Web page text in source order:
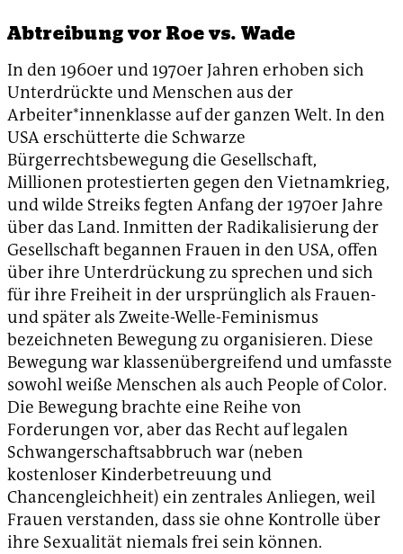
Abtreibung vor Roe vs. Wade
In den 1960er und 1970er Jahren erhoben sich
Unterdrückte und Menschen aus der
Arbeiter*innenklasse auf der ganzen Welt. In den
USA erschütterte die Schwarze
Bürgerrechtsbewegung die Gesellschaft,
Millionen protestierten gegen den Vietnamkrieg,
und wilde Streiks fegten Anfang der 1970er Jahre
über das Land. Inmitten der Radikalisierung der
Gesellschaft begannen Frauen in den USA, offen
über ihre Unterdrückung zu sprechen und sich
für ihre Freiheit in der ursprünglich als Frauen-
und später als Zweite-Welle-Feminismus
bezeichneten Bewegung zu organisieren. Diese
Bewegung war klassenübergreifend und umfasste
sowohl weiße Menschen als auch People of Color.
Die Bewegung brachte eine Reihe von
Forderungen vor, aber das Recht auf legalen
Schwangerschaftsabbruch war (neben
kostenloser Kinderbetreuung und
Chancengleichheit) ein zentrales Anliegen, weil
Frauen verstanden, dass sie ohne Kontrolle über
ihre Sexualität niemals frei sein können.